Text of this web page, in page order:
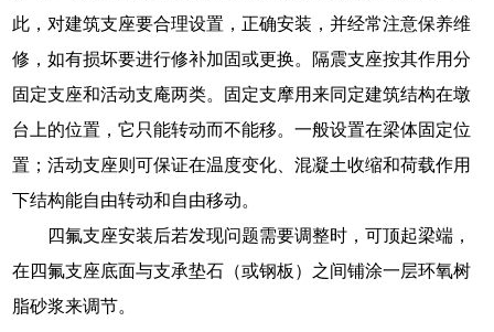
此，对建筑支座要合理设置，正确安装，并经常注意保养维
修，如有损坏要进行修补加固或更换。隔震支座按其作用分
固定支座和活动支庵两类。固定支摩用来同定建筑结构在墩
台上的位置，它只能转动而不能移。一般设置在梁体固定位
置；活动支座则可保证在温度变化、混凝土收缩和荷载作用
下结构能自由转动和自由移动。
四氟支座安装后若发现问题需要调整时，可顶起梁端，
在四氟支座底面与支承垫石（或钢板）之间铺涂一层环氧树
脂砂浆来调节。